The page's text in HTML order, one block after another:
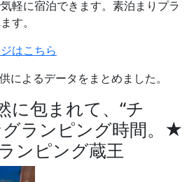
軽に宿泊できます。素泊まりプラ
す。
はこちら
によるデータをまとめました。
に包まれて、“チ
グランピング時間。★
ンピング蔵王